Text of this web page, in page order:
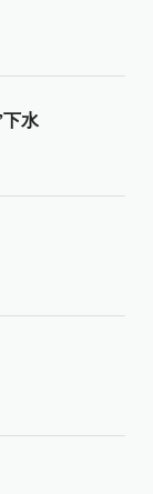
下水